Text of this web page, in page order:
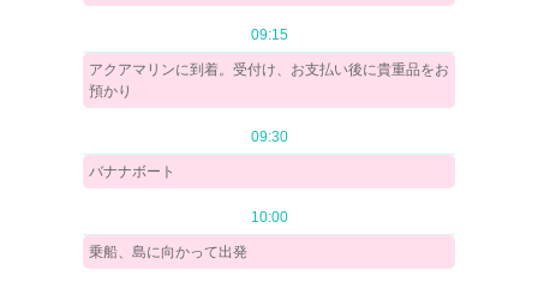
09:15
アクアマリンに到着。受付け、お支払い後に貴重品をお
預かり
09:30
バナナボート
10:00
乗船、島に向かって出発